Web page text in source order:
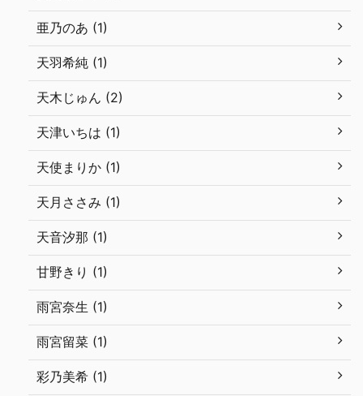
亜乃のあ (1)
天羽希純 (1)
天木じゅん (2)
天津いちは (1)
天使まりか (1)
天月ささみ (1)
天音汐那 (1)
甘野きり (1)
雨宮奈生 (1)
雨宮留菜 (1)
彩乃美希 (1)